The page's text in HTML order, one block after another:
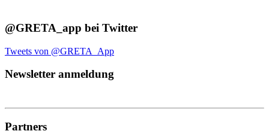
@GRETA_app bei Twitter
Tweets von @GRETA_App
Newsletter anmeldung
Partners